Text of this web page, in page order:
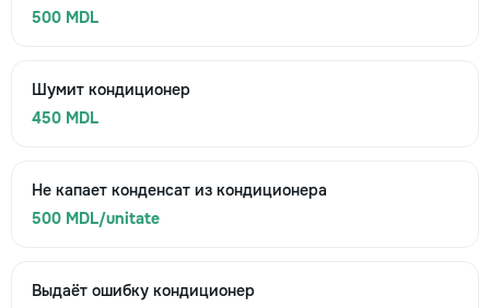
500 MDL
Шумит кондиционер
450 MDL
Не капает конденсат из кондиционера
500 MDL/unitate
Выдаёт ошибку кондиционер